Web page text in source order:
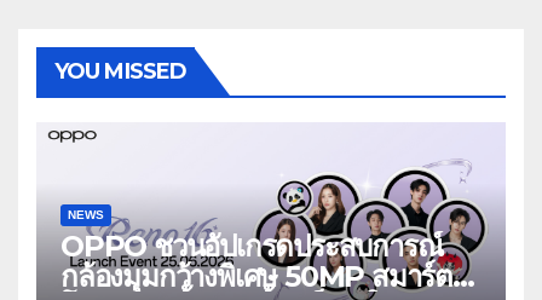
YOU MISSED
NEWS
OPPO ชวนอัปเกรดประสบการณ์
กล้องมุมกว้างพิเศษ 50MP สมาร์ต